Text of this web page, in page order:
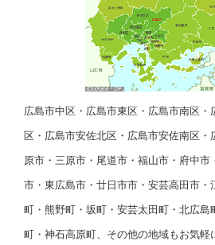
広島市中区・広島市東区・広島市南区・
区・広島市安佐北区・広島市安佐南区・
原市・三原市・尾道市・福山市・府中
市・東広島市・廿日市市・安芸高田市・
町・熊野町・坂町・安芸太田町・北広島
町・神石高原町、その他の地域もお気軽